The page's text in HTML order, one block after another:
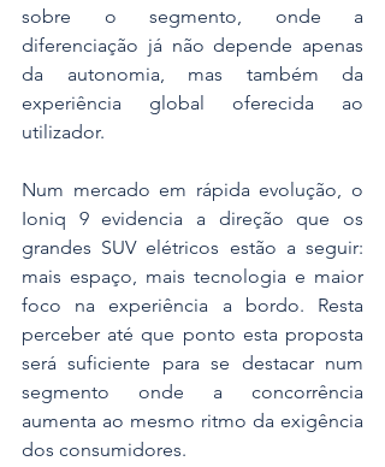
sobre o segmento, onde a
diferenciação já não depende apenas
da autonomia, mas também da
experiência global oferecida ao
utilizador.
Num mercado em rápida evolução, o
Ioniq 9 evidencia a direção que os
grandes SUV elétricos estão a seguir:
mais espaço, mais tecnologia e maior
foco na experiência a bordo. Resta
perceber até que ponto esta proposta
será suficiente para se destacar num
segmento onde a concorrência
aumenta ao mesmo ritmo da exigência
dos consumidores.